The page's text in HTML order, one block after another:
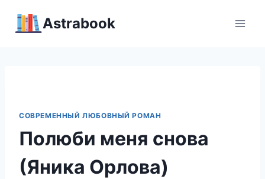
Аstrabook
СОВРЕМЕННЫЙ ЛЮБОВНЫЙ РОМАН
Полюби меня снова
(Яника Орлова)